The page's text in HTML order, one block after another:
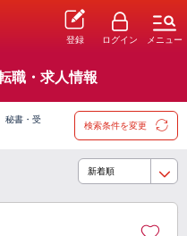
登録 ログイン メニュー
職・求人情報
秘書・受
検索条件を変更